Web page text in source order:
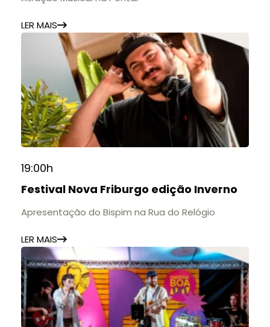
LER MAIS
19:00h
Festival Nova Friburgo edição Inverno
Apresentação do Bispim na Rua do Relógio
LER MAIS